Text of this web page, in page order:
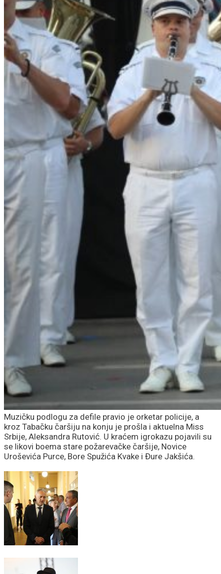
Muzičku podlogu za defile pravio je orketar policije, a
kroz Tabačku čaršiju na konju je prošla i aktuelna Miss
Srbije, Aleksandra Rutović. U kraćem igrokazu pojavili su
se likovi boema stare požarevačke čaršije, Novice
Uroševića Purce, Bore Spužića Kvake i Đure Jakšića.